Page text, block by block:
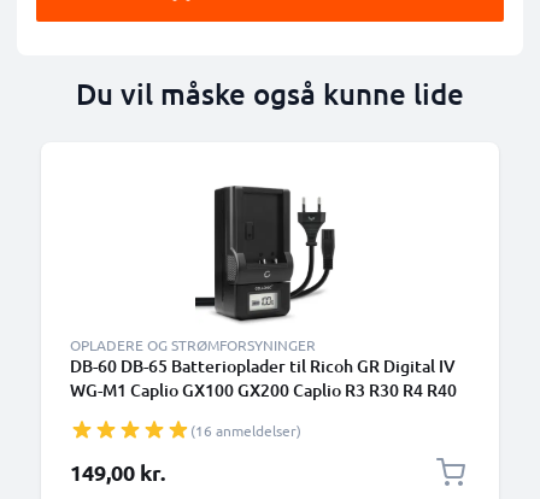
Du vil måske også kunne lide
OPLADERE OG STRØMFORSYNINGER
DB-60 DB-65 Batterioplader til Ricoh GR Digital IV
WG-M1 Caplio GX100 GX200 Caplio R3 R30 R4 R40
(16 anmeldelser)
149,00 kr.